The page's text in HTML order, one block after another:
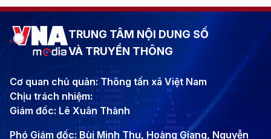
TRUNG TÂM NỘI DUNG SỐ
VÀ TRUYỀN THÔNG
Cơ quan chủ quản: Thông tấn xã Việt Nam
Chịu trách nhiệm:
Giám đốc: Lê Xuân Thành
Phó Giám đốc: Bùi Minh Thu, Hoàng Giang, Nguyễn